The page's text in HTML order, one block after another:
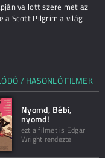
vallott szerelmet az
a Scott Pilgrim a világ
/ HASONLÓ FILMEK
Nyomd, Bébi,
nyomd!
ezt a filmet is Edgar
Wright rendezte